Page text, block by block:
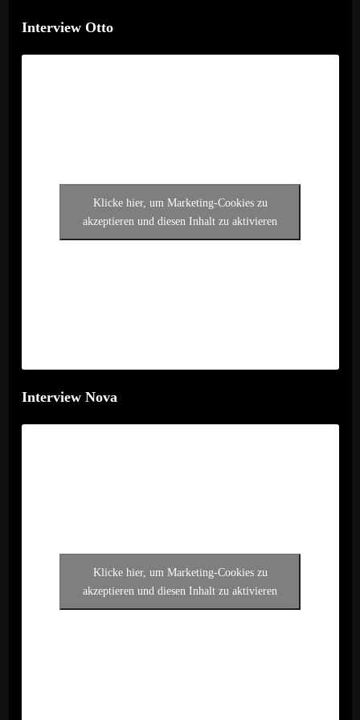
Interview Otto
Klicke hier, um Marketing-Cookies zu
akzeptieren und diesen Inhalt zu aktivieren
Interview Nova
Klicke hier, um Marketing-Cookies zu
akzeptieren und diesen Inhalt zu aktivieren